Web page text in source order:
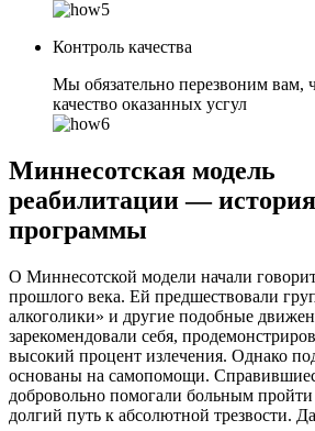
Контроль качества
Мы обязательно перезвоним вам,
качество оказанных усгул
Миннесотская модель
реабилитации —
программы
О Миннесотской модели начали
прошлого века. Ей предшествовали
алкоголики» и другие подобные
зарекомендовали себя,
высокий процент излечения. Однако
основаны на самопомощи.
добровольно помогали больным
долгий путь к абсолютной трезвости.